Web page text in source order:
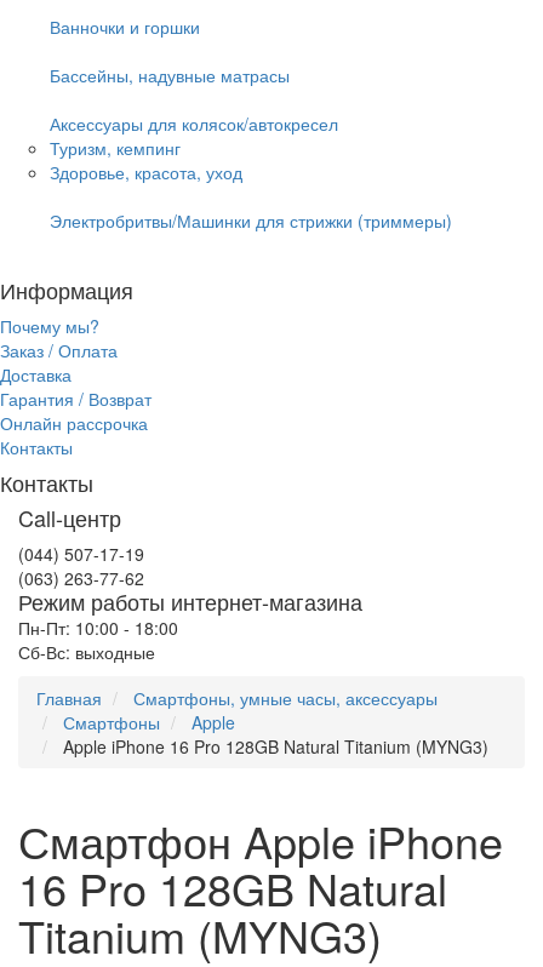
Ванночки и горшки
Бассейны, надувные матрасы
Аксессуары для колясок/автокресел
Туризм, кемпинг
Здоровье, красота, уход
Электробритвы/Машинки для стрижки (триммеры)
Информация
Почему мы?
Заказ / Оплата
Доставка
Гарантия / Возврат
Онлайн рассрочка
Контакты
Контакты
Call-центр
(044) 507-17-19
(063) 263-77-62
Режим работы интернет-магазина
Пн-Пт: 10:00 - 18:00
Сб-Вс: выходные
Главная
Смартфоны, умные часы, аксессуары
Смартфоны
Apple
Apple iPhone 16 Pro 128GB Natural Titanium (MYNG3)
Смартфон Apple iPhone
16 Pro 128GB Natural
Titanium (MYNG3)